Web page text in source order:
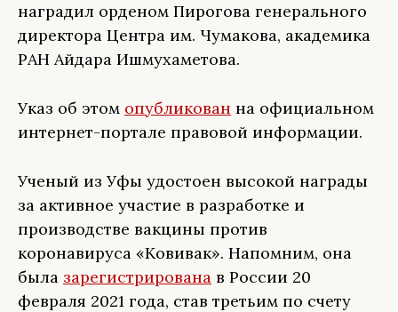
наградил орденом Пирогова генерального
директора Центра им. Чумакова, академика
РАН Айдара Ишмухаметова.
Указ об этом опубликован на официальном
интернет-портале правовой информации.
Ученый из Уфы удостоен высокой награды
за активное участие в разработке и
производстве вакцины против
коронавируса «Ковивак». Напомним, она
была зарегистрирована в России 20
февраля 2021 года, став третьим по счету